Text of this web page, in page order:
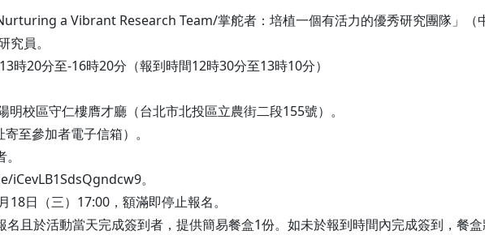
a Vibrant Research Team/掌舵者：培植一個有活力的優秀研究團隊」（
員。
時20分至-16時20分（報到時間12時30分至13時10分）
校區守仁樓膺才廳（台北市北投區立農街二段155號）。
至參加者電子信箱）。
。
日（三）17:00，額滿即停止報名。
名且於活動當天完成簽到者，提供簡易餐盒1份。如未於報到時間內完成簽到，餐